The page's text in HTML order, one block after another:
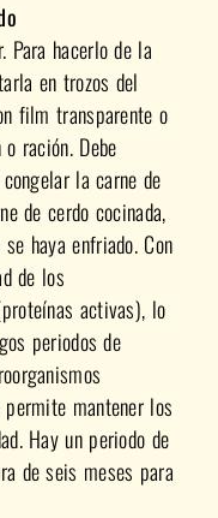
Para hacerlo de la
en trozos del
film transparente o
ración. Debe
la carne de
de cerdo cocinada,
haya enfriado. Con
de los
activas), lo
periodos de
mantener los
Hay un periodo de
de seis meses para